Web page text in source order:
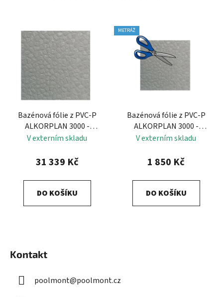
Bazénová fólie z PVC-P
ALKORPLAN 3000 -
PLATINUM
V externím skladu
31 339 Kč
DO KOŠÍKU
METRÁŽ
Bazénová fólie z PVC-P
ALKORPLAN 3000 -
PLATINUM
V externím skladu
1 850 Kč
DO KOŠÍKU
Kontakt
poolmont@poolmont.cz